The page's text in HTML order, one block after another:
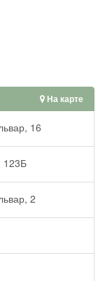
На карте
16
123Б
2